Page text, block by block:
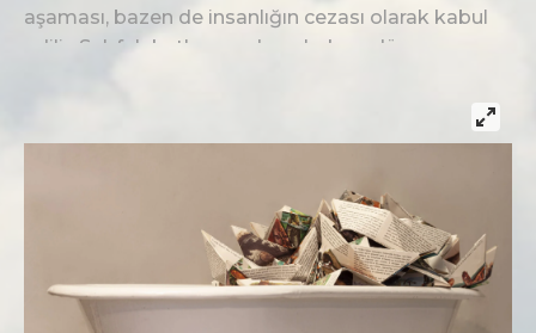
aşaması, bazen de insanlığın cezası olarak kabul
edilir. Sel, felaketlere neden olurken; düzen ve
yaşamı ve 1970 yılında Hachette tarafından
yayınlanan "La vie privée desanimaux"
("Hayvanların Mahremiyeti") kitabının
sayfalarından yapılan gemi origamisinin yapıldığı
antika bir emaye küvetin içinden sudan kaçışı